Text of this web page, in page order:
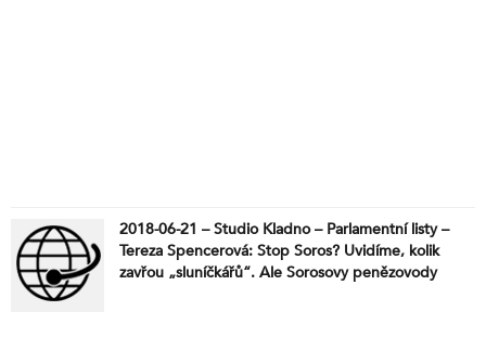
2018-06-21 – Studio Kladno – Parlamentní listy –
Tereza Spencerová: Stop Soros? Uvidíme, kolik
zavřou „sluníčkářů“. Ale Sorosovy penězovody